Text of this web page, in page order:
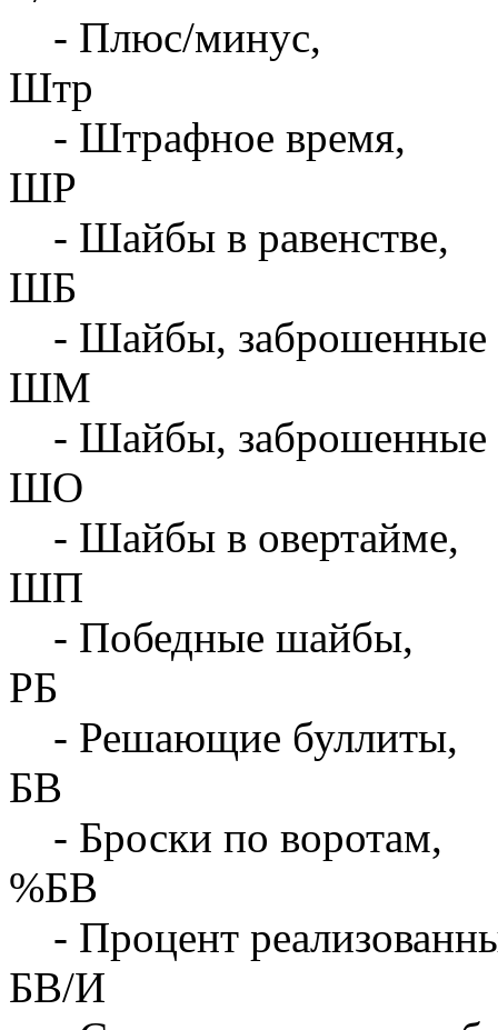
- Плюс/минус,
Штр
- Штрафное время,
ШР
- Шайбы в равенстве,
ШБ
- Шайбы, заброшенные
ШМ
- Шайбы, заброшенные
ШО
- Шайбы в овертайме,
ШП
- Победные шайбы,
РБ
- Решающие буллиты,
БВ
- Броски по воротам,
%БВ
- Процент
БВ/И